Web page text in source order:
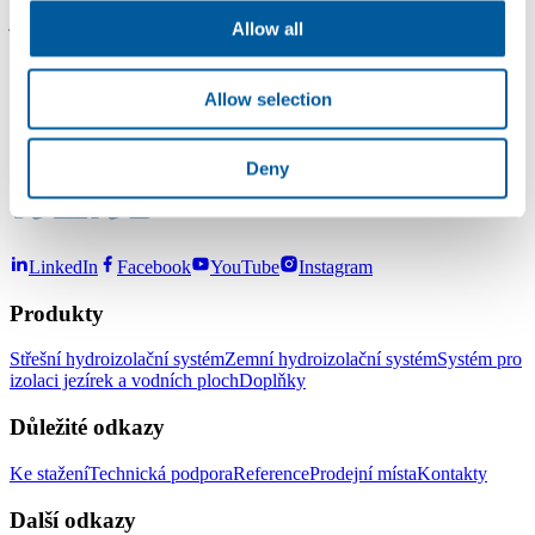
Allow all
Allow selection
Deny
Přeji úspěšný den.
Studio izolací
Fatra,a.s.,Napajedla
LinkedIn Facebook YouTube Instagram
Produkty
Střešní hydroizolační systémZemní hydroizolační systémSystém pro
izolaci jezírek a vodních plochDoplňky
Důležité odkazy
Ke staženíTechnická podporaReferenceProdejní místaKontakty
Další odkazy